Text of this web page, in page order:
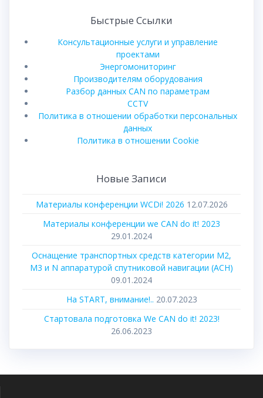
Быстрые Ссылки
Консультационные услуги и управление
проектами
Энергомониторинг
Производителям оборудования
Разбор данных CAN по параметрам
CCTV
Политика в отношении обработки персональных
данных
Политика в отношении Cookie
Новые Записи
Материалы конференции WCDi! 2026 12.07.2026
Материалы конференции we CAN do it! 2023
29.01.2024
Оснащение транспортных средств категории М2,
М3 и N аппаратурой спутниковой навигации (АСН)
09.01.2024
На START, внимание!.. 20.07.2023
Стартовала подготовка We CAN do it! 2023!
26.06.2023